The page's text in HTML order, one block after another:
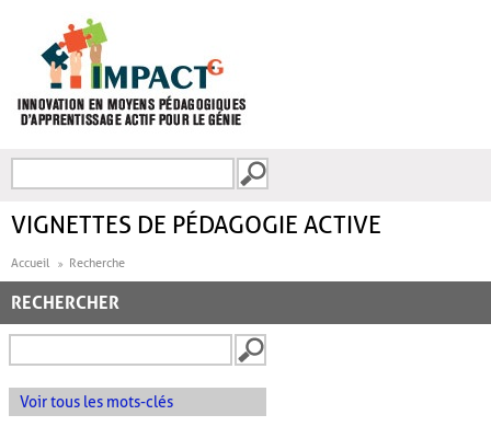
FORMULAIRE DE
VIGNETTES DE PÉDAGOGIE ACTIVE
Accueil Recherche
RECHERCHER
Voir tous les mots-clés